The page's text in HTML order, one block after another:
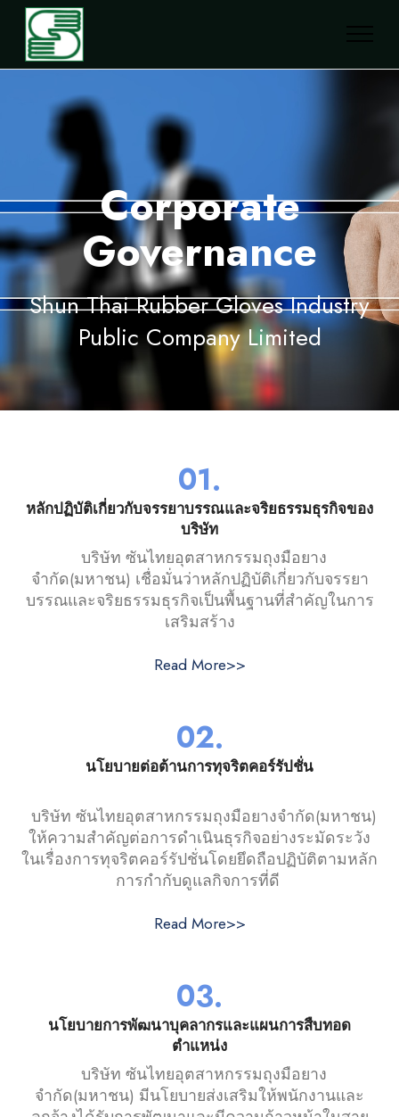
Corporate
Governance
Shun Thai Rubber Gloves Industry
Public Company Limited
01.
หลักปฏิบัติเกี่ยวกับจรรยาบรรณและจริยธรรมธุรกิจของ
บริษัท
บริษัท ซันไทยอุตสาหกรรมถุงมือยาง
จำกัด(มหาชน) เชื่อมั่นว่าหลักปฏิบัติเกี่ยวกับจรรยา
บรรณและจริยธรรมธุรกิจเป็นพื้นฐานที่สำคัญในการ
เสริมสร้าง
Read More>>
02.
นโยบายต่อต้านการทุจริตคอร์รัปชั่น
บริษัท ซันไทยอุตสาหกรรมถุงมือยางจำกัด(มหาชน)
ให้ความสำคัญต่อการดำเนินธุรกิจอย่างระมัดระวัง
ในเรื่องการทุจริตคอร์รัปชั่นโดยยึดถือปฏิบัติตามหลัก
การกำกับดูแลกิจการที่ดี
Read More>>
03.
นโยบายการพัฒนาบุคลากรและแผนการสืบทอด
ตำแหน่ง
บริษัท ซันไทยอุตสาหกรรมถุงมือยาง
จำกัด(มหาชน) มีนโยบายส่งเสริมให้พนักงานและ